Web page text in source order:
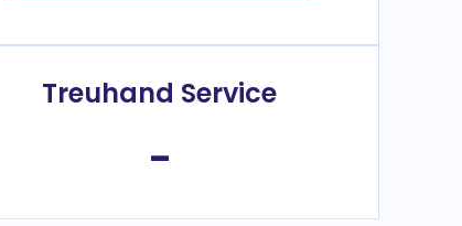
Treuhand Service
-